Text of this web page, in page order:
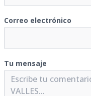
Correo electrónico
Tu mensaje